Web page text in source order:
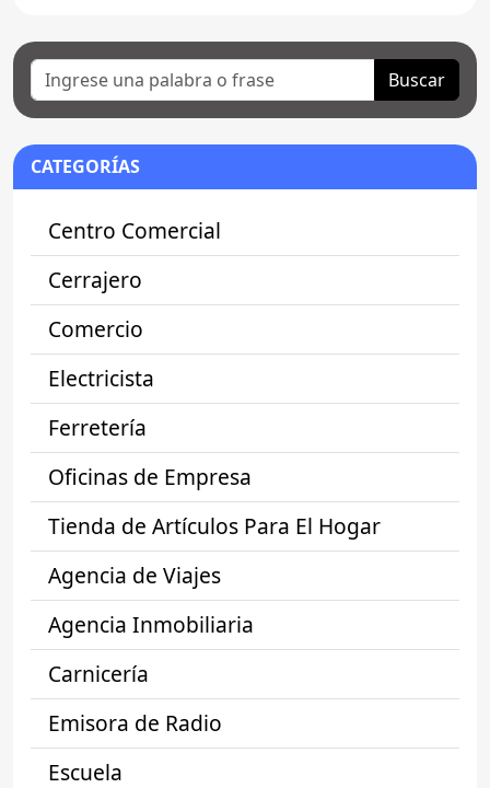
Buscar
CATEGORÍAS
Centro Comercial
Cerrajero
Comercio
Electricista
Ferretería
Oficinas de Empresa
Tienda de Artículos Para El Hogar
Agencia de Viajes
Agencia Inmobiliaria
Carnicería
Emisora de Radio
Escuela